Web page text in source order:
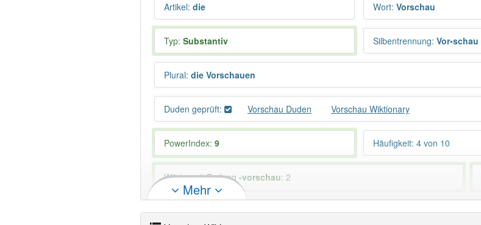
Artikel: die Wort: Vorschau
Typ: Substantiv Silbentrennung: Vor•schau
Plural: die Vorschauen
Duden geprüft: Vorschau Duden Vorschau Wiktionary
PowerIndex: 9 Häufigkeit: 4 von 10
Wörter mit Endung -vorschau: 2
97% unserer Spielapp-Nutzer haben den Artikel korrekt erraten.
Mehr